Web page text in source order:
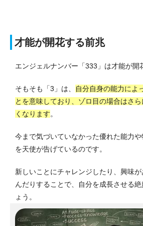
才能が開花する前兆
エンジェルナンバー「333」は才能が開
そもそも「3」は、
自分自身の能力によ
とを意味しており、ゾロ目の場合はさ
くなります。
今まで気づいていなかった優れた能力
を天使が告げているのです。
新しいことにチャレンジしたり、興味
んだりすることで、自分を成長させる
ょう。